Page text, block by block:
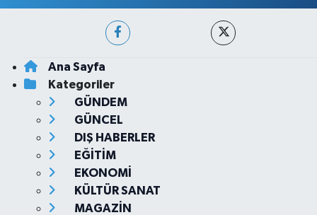
Ana Sayfa
Kategoriler
GÜNDEM
GÜNCEL
DIŞ HABERLER
EĞİTİM
EKONOMİ
KÜLTÜR SANAT
MAGAZİN